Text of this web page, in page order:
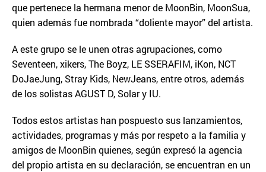
que pertenece la hermana menor de MoonBin, MoonSua,
quien además fue nombrada “doliente mayor” del artista.
A este grupo se le unen otras agrupaciones, como
Seventeen, xikers, The Boyz, LE SSERAFIM, iKon, NCT
DoJaeJung, Stray Kids, NewJeans, entre otros, además
de los solistas AGUST D, Solar y IU.
Todos estos artistas han pospuesto sus lanzamientos,
actividades, programas y más por respeto a la familia y
amigos de MoonBin quienes, según expresó la agencia
del propio artista en su declaración, se encuentran en un